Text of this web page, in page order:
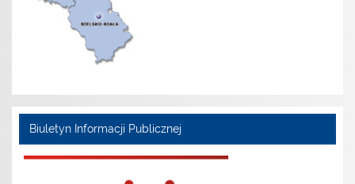
Biuletyn Informacji Publicznej